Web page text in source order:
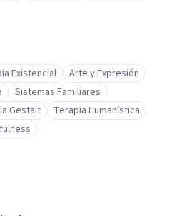
Existencial
Arte y Expresión
Sistemas Familiares
Gestalt
Terapia Humanística